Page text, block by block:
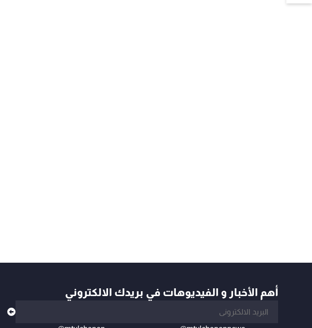
أهم الأخبار و الفيديوهات في بريدك الالكتروني